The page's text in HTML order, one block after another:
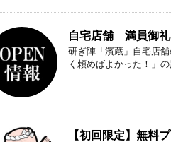
自宅店舗 満員御礼
研ぎ陣「濱蔵」自宅店
く頼めばよかった！」
【初回限定】無料